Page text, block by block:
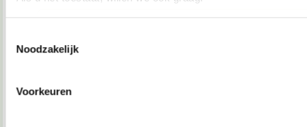
Uw apparaat identificeren door het actief te scannen op
Lees meer over hoe uw persoonlijke gegevens worden
Noodzakelijk
Voorkeuren
17-05-2008, 19:50
MadameMinke schreef: